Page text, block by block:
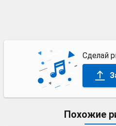
Сделай
Похожие